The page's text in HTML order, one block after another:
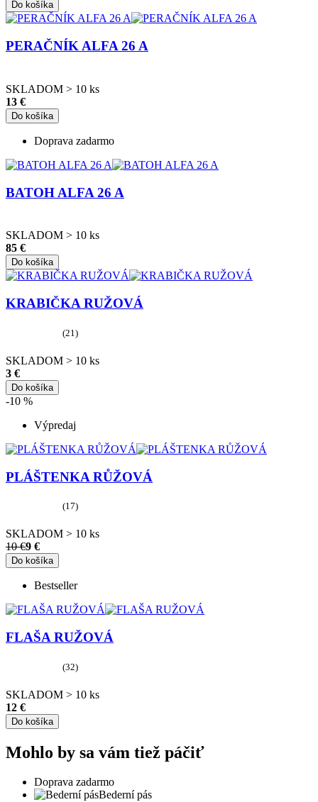
Do košíka
PERAČNÍK ALFA 26 A
SKLADOM > 10 ks
13 €
Do košíka
Doprava zadarmo
BATOH ALFA 26 A
SKLADOM > 10 ks
85 €
Do košíka
KRABIČKA RUŽOVÁ
(21)
SKLADOM > 10 ks
3 €
Do košíka
-10 %
Výpredaj
PLÁŠTENKA RŮŽOVÁ
(17)
SKLADOM > 10 ks
10 €9 €
Do košíka
Bestseller
FLAŠA RUŽOVÁ
(32)
SKLADOM > 10 ks
12 €
Do košíka
Mohlo by sa vám tiež páčiť
Doprava zadarmo
Bederní pás